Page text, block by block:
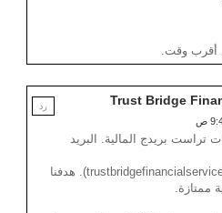
أقرب وقت.
Trust Bridge
تراست بريدج المالية. البريد
(trustbridgefinancialservice943@yahoo.com). هدفنا
ممتازة.
رد